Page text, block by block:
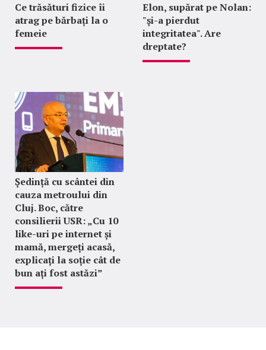
Ce trăsături fizice îi
atrag pe bărbați la o
femeie
Elon, supărat pe Nolan:
"şi-a pierdut
integritatea". Are
dreptate?
Ședință cu scântei din
cauza metroului din
Cluj. Boc, către
consilierii USR: „Cu 10
like-uri pe internet și
mamă, mergeți acasă,
explicați la soție cât de
bun ați fost astăzi”